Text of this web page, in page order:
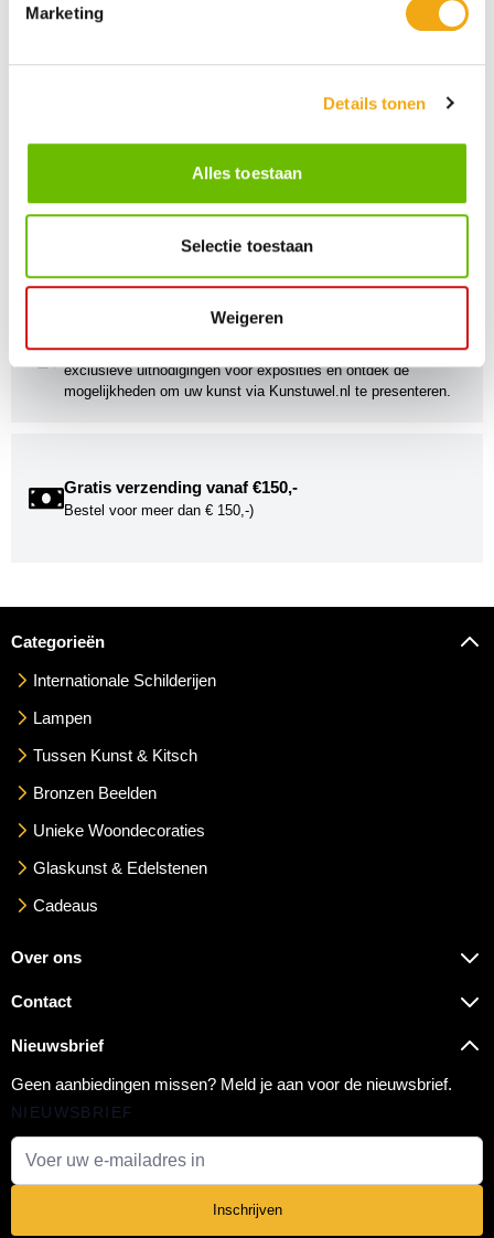
Marketing
Details tonen
Alles toestaan
Selectie toestaan
Weigeren
Kunst voor iedereen
Stijlvolle kunstobjecten voor elke smaak, interieur en/of tuin.
Kunstuwel Community
Word onderdeel van de Kunstuwel Community. Ontvang
exclusieve uitnodigingen voor exposities én ontdek de
mogelijkheden om uw kunst via Kunstuwel.nl te presenteren.
Gratis verzending vanaf €150,-
Bestel voor meer dan € 150,-)
Categorieën
Internationale Schilderijen
Lampen
Tussen Kunst & Kitsch
Bronzen Beelden
Unieke Woondecoraties
Glaskunst & Edelstenen
Cadeaus
Over ons
Contact
Nieuwsbrief
Geen aanbiedingen missen? Meld je aan voor de nieuwsbrief.
NIEUWSBRIEF
Inschrijven